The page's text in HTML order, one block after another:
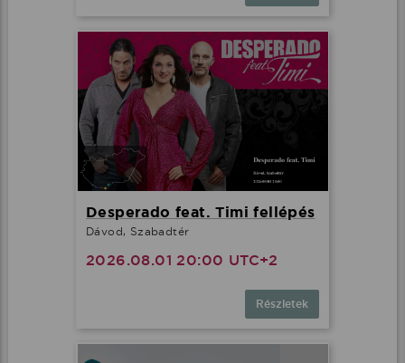
Desperado feat. Timi fellépés
Dávod, Szabadtér
2026.08.01 20:00 UTC+2
Részletek